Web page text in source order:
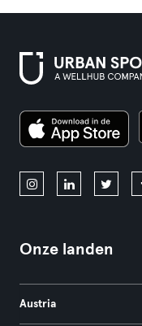
Onze landen
Austria